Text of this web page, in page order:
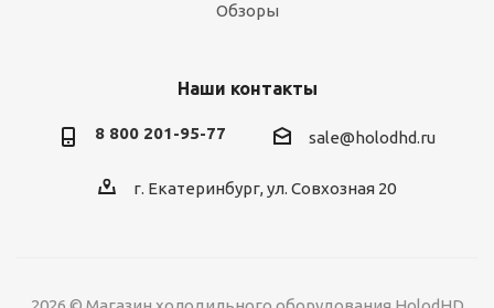
Обзоры
Наши контакты
8 800 201-95-77 sale@holodhd.ru
г. Екатеринбург, ул. Совхозная 20